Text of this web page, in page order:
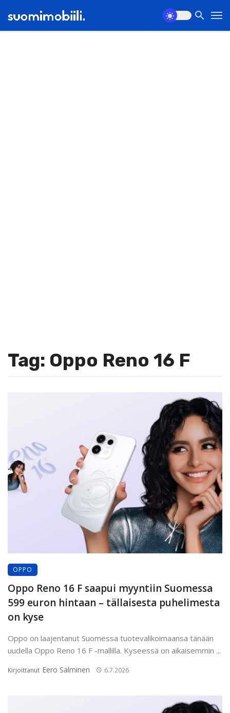
Tag: Oppo Reno 16 F
OPPO
Oppo Reno 16 F saapui myyntiin Suomessa
599 euron hintaan – tällaisesta puhelimesta
on kyse
Oppo on laajentanut Suomessa tuotevalikoimaansa tänään
uudella Oppo Reno 16 F -mallilla. Kyseessä on aikaisemmin ...
Kirjoittanut Eero Salminen 6.7.2026